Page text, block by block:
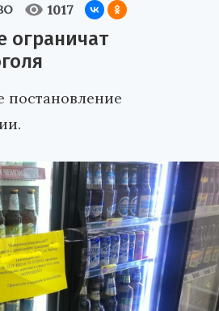
1017
ограничат
постановление